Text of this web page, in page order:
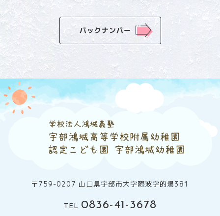
バックナンバー
〒759-0207 山口県宇部市大字際波字的場381
TEL 0836-41-3678